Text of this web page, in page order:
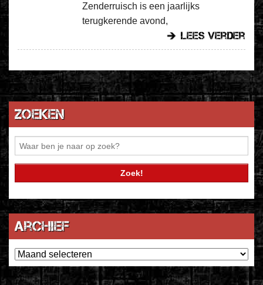
Zenderruisch is een jaarlijks
terugkerende avond,
lees verder
Zoeken
Archief
Archief